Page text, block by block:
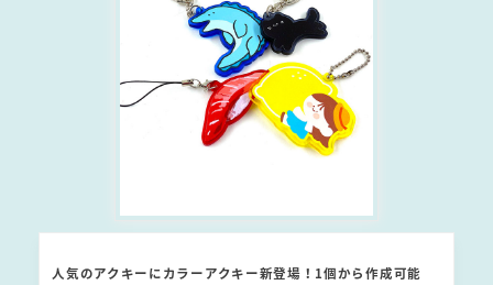
人気のアクキーにカラーアクキー新登場！1個から作成可能